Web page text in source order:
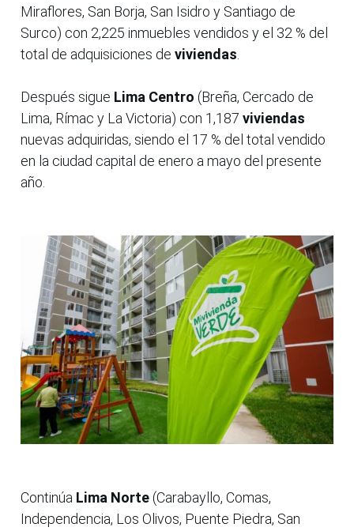
Miraflores, San Borja, San Isidro y Santiago de
Surco) con 2,225 inmuebles vendidos y el 32 % del
total de adquisiciones de viviendas.
Después sigue Lima Centro (Breña, Cercado de
Lima, Rímac y La Victoria) con 1,187 viviendas
nuevas adquiridas, siendo el 17 % del total vendido
en la ciudad capital de enero a mayo del presente
año.
Continúa Lima Norte (Carabayllo, Comas,
Independencia, Los Olivos, Puente Piedra, San